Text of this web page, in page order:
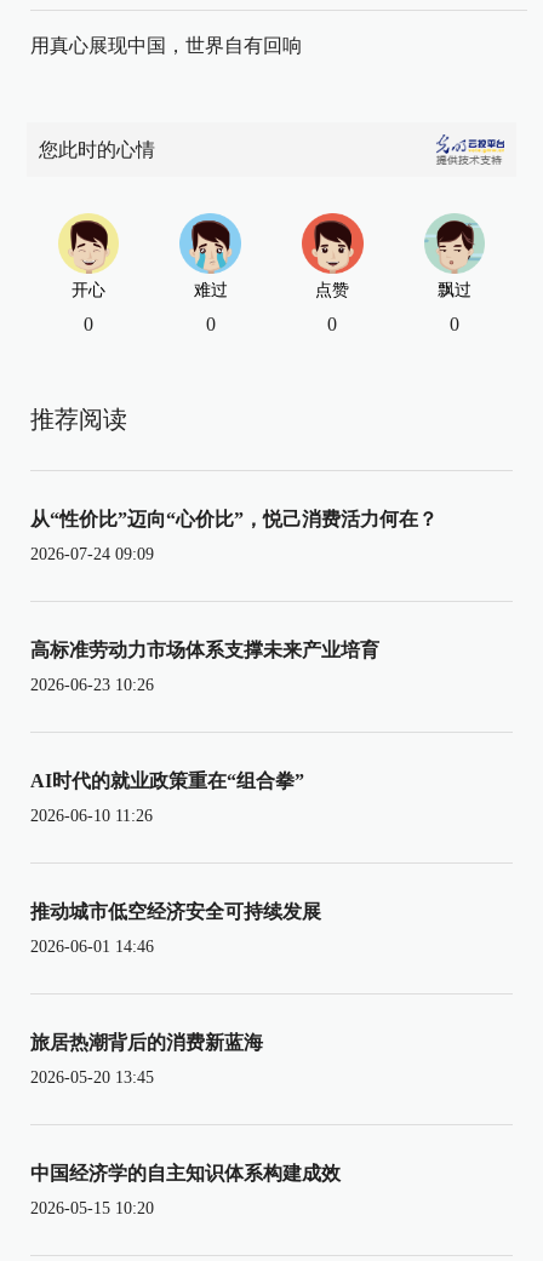
用真心展现中国，世界自有回响
您此时的心情
开心
0
难过
0
点赞
0
飘过
0
推荐阅读
从“性价比”迈向“心价比”，悦己消费活力何在？
2026-07-24 09:09
高标准劳动力市场体系支撑未来产业培育
2026-06-23 10:26
AI时代的就业政策重在“组合拳”
2026-06-10 11:26
推动城市低空经济安全可持续发展
2026-06-01 14:46
旅居热潮背后的消费新蓝海
2026-05-20 13:45
中国经济学的自主知识体系构建成效
2026-05-15 10:20